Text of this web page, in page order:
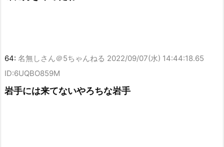
64: 名無しさん＠5ちゃんねる 2022/09/07(水) 14:44:18.65
ID:6UQBO859M
岩手には来てないやろちな岩手